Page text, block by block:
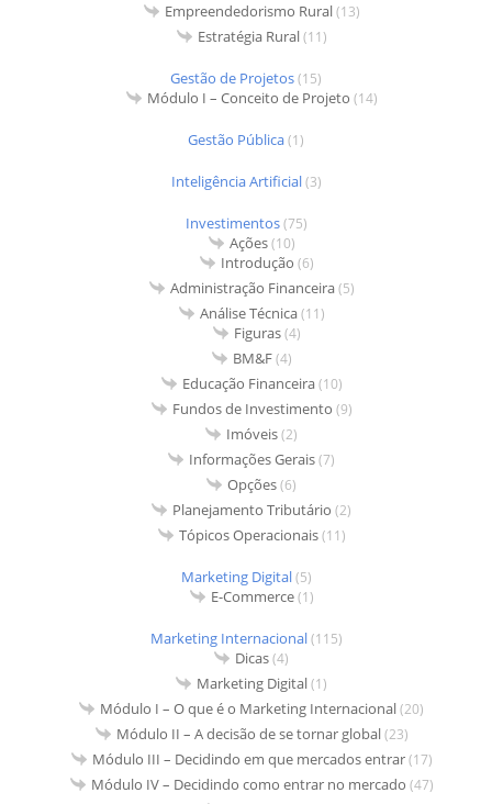
Empreendedorismo Rural(13)
Estratégia Rural(11)
Gestão de Projetos(15)
Módulo I – Conceito de Projeto (14)
Gestão Pública(1)
Inteligência Artificial(3)
Investimentos(75)
Ações(10)
Introdução (6)
Administração Financeira(5)
Análise Técnica(11)
Figuras(4)
BM&F(4)
Educação Financeira(10)
Fundos de Investimento (9)
Imóveis(2)
Informações Gerais(7)
Opções(6)
Planejamento Tributário (2)
Tópicos Operacionais(11)
Marketing Digital(5)
E-Commerce(1)
Marketing Internacional(115)
Dicas(4)
Marketing Digital(1)
Módulo I – O que é o Marketing Internacional(20)
Módulo II – A decisão de se tornar global(23)
Módulo III – Decidindo em que mercados entrar(17)
Módulo IV – Decidindo como entrar no mercado (47)